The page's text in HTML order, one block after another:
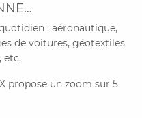
: aéronautique,
de voitures, géotextiles
etc.
propose un zoom sur 5